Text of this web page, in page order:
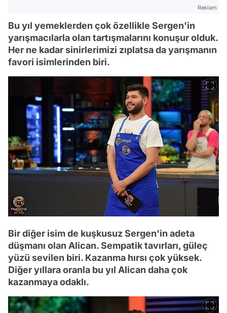
Reklam
Bu yıl yemeklerden çok özellikle Sergen'in
yarışmacılarla olan tartışmalarını konuşur olduk.
Her ne kadar sinirlerimizi zıplatsa da yarışmanın
favori isimlerinden biri.
Bir diğer isim de kuşkusuz Sergen'in adeta
düşmanı olan Alican. Sempatik tavırları, güleç
yüzü sevilen biri. Kazanma hırsı çok yüksek.
Diğer yıllara oranla bu yıl Alican daha çok
kazanmaya odaklı.